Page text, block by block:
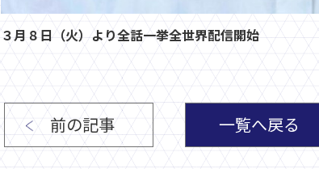
３月８日（火）より全話一挙全世界配信開始
前の記事 一覧へ戻る